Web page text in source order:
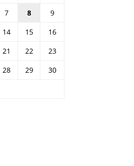
7 8
9
14 15
16
21 22
23
28 29
30